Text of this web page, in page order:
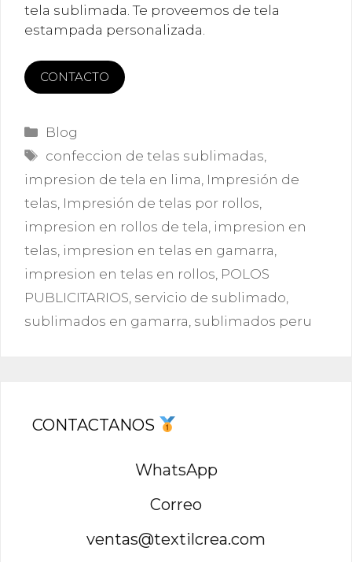
tela sublimada. Te proveemos de tela
estampada personalizada.
CONTACTO
Categorías
Blog
Etiquetas
confeccion de telas sublimadas
impresion de tela en lima Impresión de
telas Impresión de telas por rollos
impresion en rollos de tela impresion en
telas impresion en telas en gamarra
impresion en telas en rollos POLOS
PUBLICITARIOS servicio de sublimado
sublimados en gamarra sublimados peru
CONTACTANOS
WhatsApp
Correo
ventas@textilcrea.com